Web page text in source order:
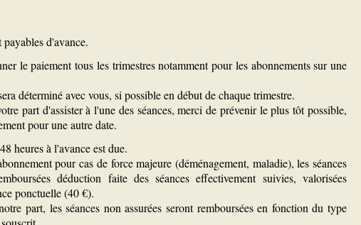
d'avance.
le paiement tous les trimestres notamment pour les abonnements sur une
déterminé avec vous, si possible en début de chaque trimestre.
part d'assister à l'une des séances, merci de prévenir le plus tôt possible,
pour une autre date.
heures à l'avance est due.
pour cas de force majeure (déménagement, maladie), les séances
déduction faite des séances effectivement suivies, valorisées
ponctuelle (40 €).
part, les séances non assurées seront remboursées en fonction du type